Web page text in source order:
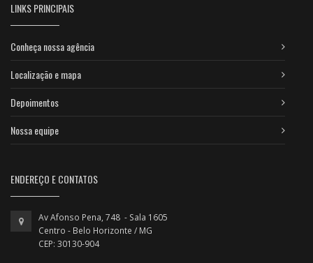
LINKS PRINCIPAIS
Conheça nossa agência
Localização e mapa
Depoimentos
Nossa equipe
ENDEREÇO E CONTATOS
Av Afonso Pena, 748 - Sala 1605
Centro - Belo Horizonte / MG
CEP: 30130-904